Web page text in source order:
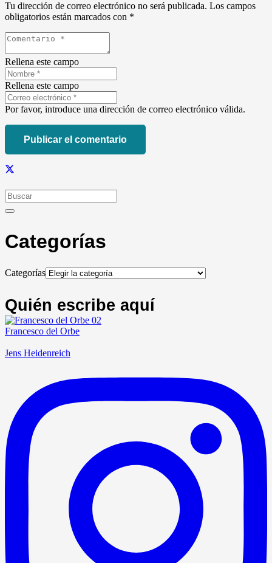
Tu dirección de correo electrónico no será publicada. Los campos
obligatorios están marcados con *
Rellena este campo
Rellena este campo
Por favor, introduce una dirección de correo electrónico válida.
Publicar el comentario
Categorías
Categorías
Quién escribe aquí
Francesco del Orbe
Jens Heidenreich